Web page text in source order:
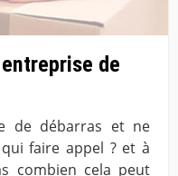
de
de débarras et ne
faire appel ? et à
combien cela peut